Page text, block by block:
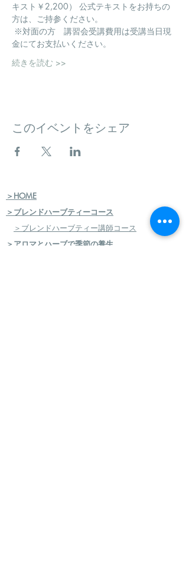
キスト￥2,200） 公式テキストをお持ちの
方は、ご持参ください。
※対面の方　講習会受講費用は受講当日現
金にてお支払いください。
続きを読む >>
このイベントをシェア
＞HOME
＞ブレンドハーブティーコース
＞ブレンドハーブティー講師コース
＞アロマとハーブで季節の養生